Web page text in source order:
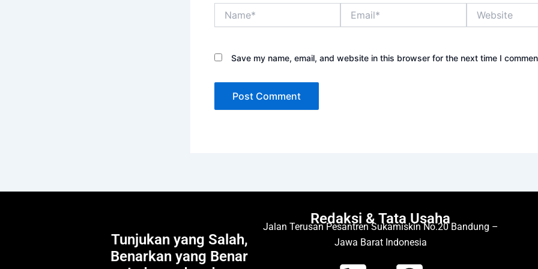
Save my name, email, and website in this browser for the next time I
Tunjukan yang Salah,
Benarkan yang Benar
Redaksi & Tata Usaha
Jalan Terusan Pesantren Sukamiskin No.20 Bandung –
Jawa Barat Indonesia